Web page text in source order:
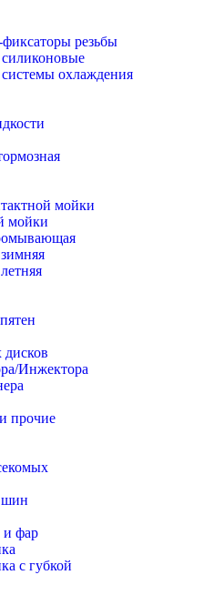
резьбы
охлаждения
мойки
мойки
Инжектора
прочие
шин
и фар
с губкой